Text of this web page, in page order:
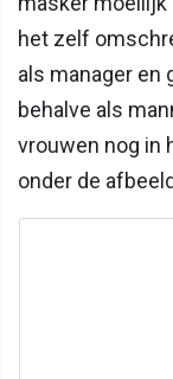
het zelf
als manager en
behalve als
vrouwen nog in
onder de